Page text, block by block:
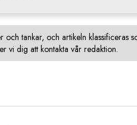
och tankar, och artikeln
vi dig att kontakta vår redaktion.